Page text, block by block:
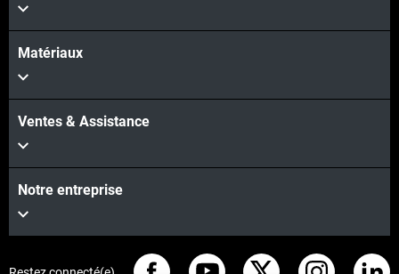
Matériaux
Ventes & Assistance
Notre entreprise